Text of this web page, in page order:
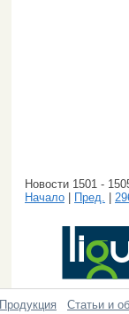
Новости 1501 -
Начало
Пред.
Продукция Статьи и